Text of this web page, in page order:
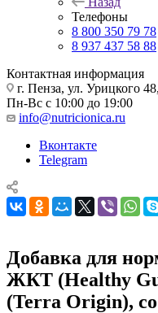
Телефоны
8 800 350 79 78
8 937 437 58 88
Контактная информация
г. Пенза, ул. Урицкого
Пн-Вс с 10:00 до 19:00
info@nutricionica.ru
Вконтакте
Telegram
Добавка для
ЖКТ (Healthy
(Terra Origin),